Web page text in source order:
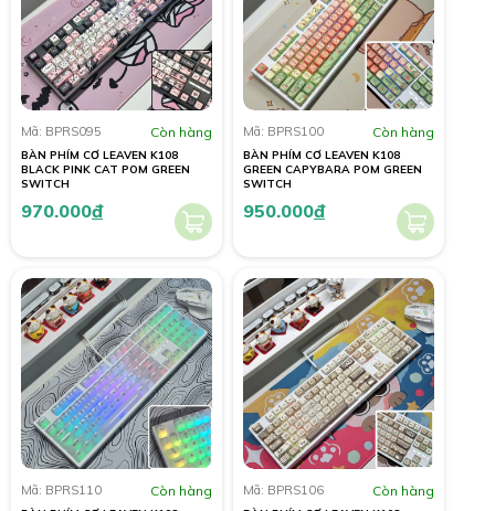
Mã: BPRS095 Còn hàng
BÀN PHÍM CƠ LEAVEN K108
BLACK PINK CAT POM GREEN
SWITCH
970.000đ
Mã: BPRS100 Còn hàng
BÀN PHÍM CƠ LEAVEN K108
GREEN CAPYBARA POM GREEN
SWITCH
950.000đ
Mã: BPRS110 Còn hàng Mã: BPRS106 Còn hàng